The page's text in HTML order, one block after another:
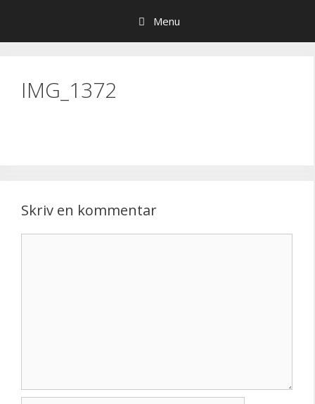
indhold
Menu
IMG_1372
Skriv en kommentar